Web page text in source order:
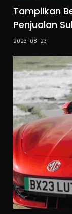
Tampilkan
Penjualan
2023-08-23